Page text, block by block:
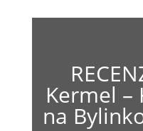
Kermel –
na